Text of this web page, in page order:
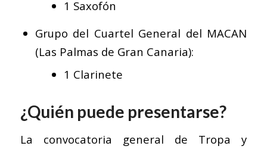
1 Saxofón
Grupo del Cuartel General del MACAN
(Las Palmas de Gran Canaria):
1 Clarinete
¿Quién puede presentarse?
La convocatoria general de Tropa y